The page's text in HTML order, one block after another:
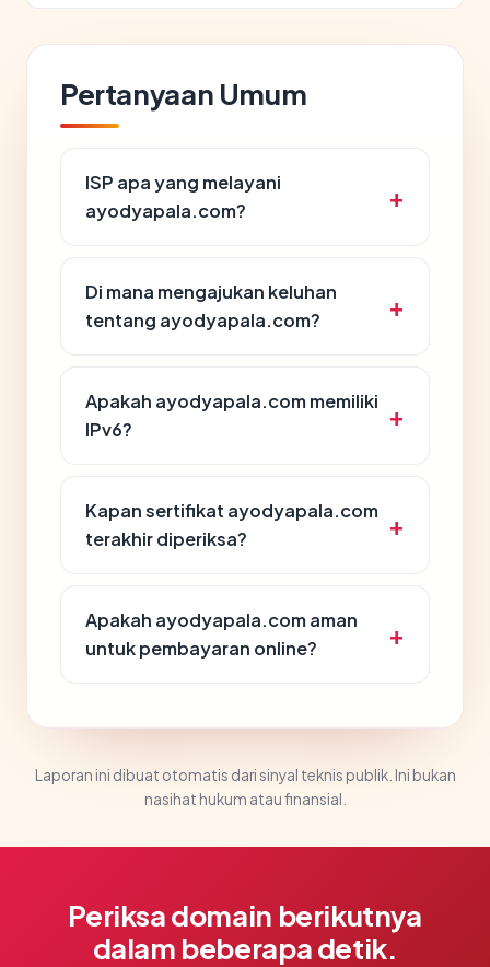
Pertanyaan Umum
ISP apa yang melayani
ayodyapala.com?
Di mana mengajukan keluhan
tentang ayodyapala.com?
Apakah ayodyapala.com memiliki
IPv6?
Kapan sertifikat ayodyapala.com
terakhir diperiksa?
Apakah ayodyapala.com aman
untuk pembayaran online?
Laporan ini dibuat otomatis dari sinyal teknis publik. Ini bukan
nasihat hukum atau finansial.
Periksa domain berikutnya
dalam beberapa detik.